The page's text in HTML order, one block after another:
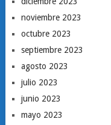
noviembre 2023
octubre 2023
septiembre 2023
agosto 2023
julio 2023
junio 2023
mayo 2023